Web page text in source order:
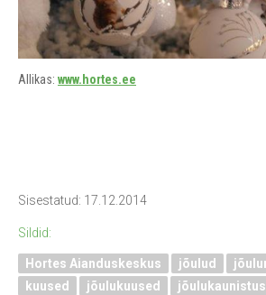
Allikas: www.hortes.ee
Sisestatud: 17.12.2014
Sildid:
Hortes Aianduskeskus jõulud
kuused
jõulukuused